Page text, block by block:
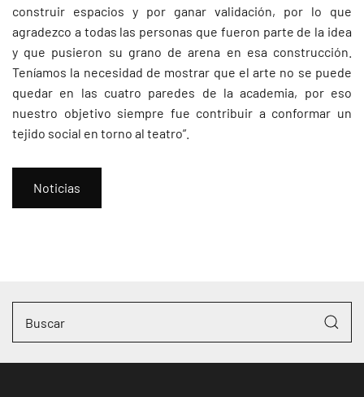
construir espacios y por ganar validación, por lo que
agradezco a todas las personas que fueron parte de la idea
y que pusieron su grano de arena en esa construcción.
Teníamos la necesidad de mostrar que el arte no se puede
quedar en las cuatro paredes de la academia, por eso
nuestro objetivo siempre fue contribuir a conformar un
tejido social en torno al teatro”.
Noticias